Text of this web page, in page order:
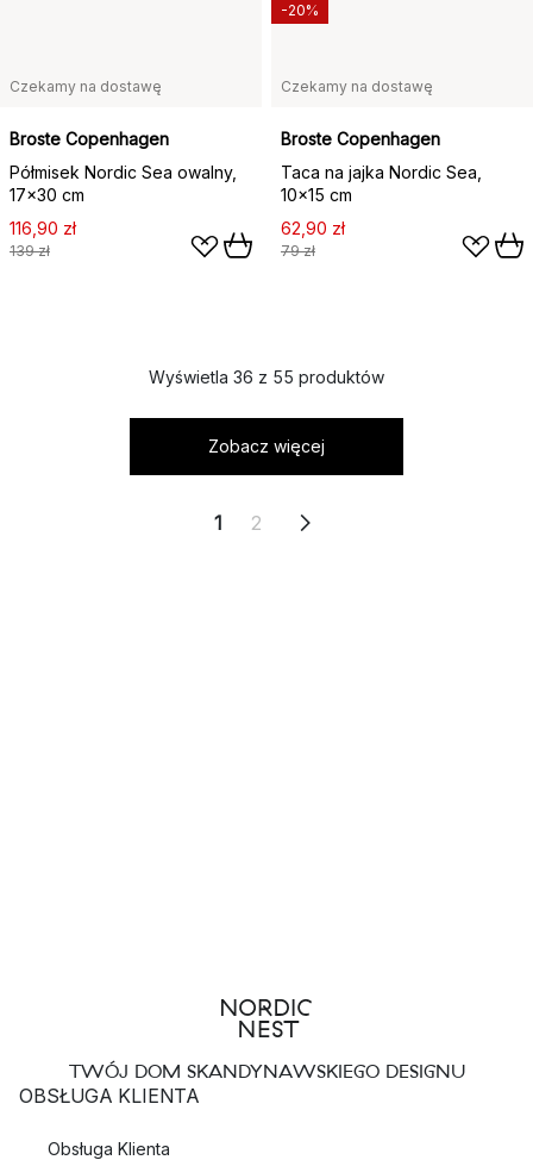
Czekamy na dostawę
Broste Copenhagen
Półmisek Nordic Sea owalny,
17x30 cm
116,90 zł
139 zł
Czekamy na dostawę
Broste Copenhagen
Taca na jajka Nordic Sea,
10x15 cm
62,90 zł
79 zł
-20%
Wyświetla 36 z 55 produktów
Zobacz więcej
1 2
TWÓJ DOM SKANDYNAWSKIEGO DESIGNU
OBSŁUGA KLIENTA
Obsługa Klienta